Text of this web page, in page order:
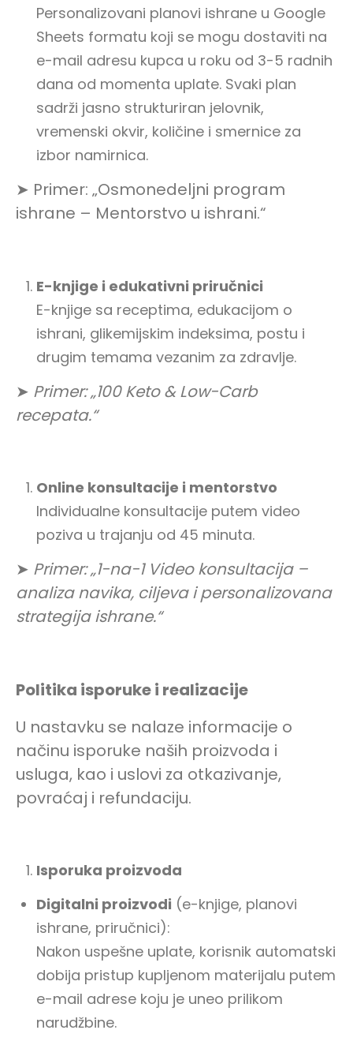
Personalizovani planovi ishrane u Google
Sheets formatu koji se mogu dostaviti na
e-mail adresu kupca u roku od 3-5 radnih
dana od momenta uplate. Svaki plan
sadrži jasno strukturiran jelovnik,
vremenski okvir, količine i smernice za
izbor namirnica.
➤ Primer: „Osmonedeljni program
ishrane – Mentorstvo u ishrani.“
E-knjige i edukativni priručnici
E-knjige sa receptima, edukacijom o
ishrani, glikemijskim indeksima, postu i
drugim temama vezanim za zdravlje.
➤ Primer: „100 Keto & Low-Carb
recepata.“
Online konsultacije i mentorstvo
Individualne konsultacije putem video
poziva u trajanju od 45 minuta.
➤ Primer: „1-na-1 Video konsultacija –
analiza navika, ciljeva i personalizovana
strategija ishrane.“
Politika isporuke i realizacije
U nastavku se nalaze informacije o
načinu isporuke naših proizvoda i
usluga, kao i uslovi za otkazivanje,
povraćaj i refundaciju.
Isporuka proizvoda
Digitalni proizvodi (e-knjige, planovi
ishrane, priručnici):
Nakon uspešne uplate, korisnik automatski
dobija pristup kupljenom materijalu putem
e-mail adrese koju je uneo prilikom
narudžbine.